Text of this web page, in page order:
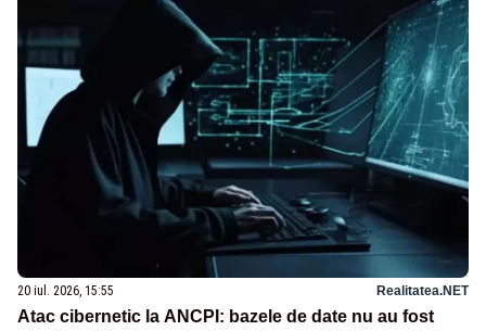
20 iul. 2026, 15:55 Realitatea.NET
Atac cibernetic la ANCPI: bazele de date nu au fost